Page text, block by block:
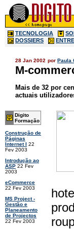
TECNOLOGIA
DOSSIERS
28 Jan 2002 por Paula
M-
Mais de 32 por
actuais
Digito
Formação
Construção de
Páginas
Internet I 22
Fev 2003
Introdução ao
ASP 22 Fev
2003
eCommerce
22 Fev 2003
MS Project -
Gestão e
Planeamento
de Projectos
22 Fev 2003